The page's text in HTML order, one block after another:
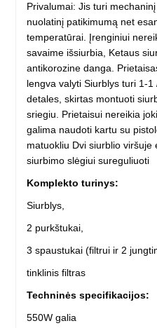
Privalumai: Jis turi
nuolatinį patikimumą net
temperatūrai. Įrenginiui
savaime išsiurbia, Ketaus
antikorozine danga.
lengva valyti Siurblys turi 1-
detales, skirtas montuoti
sriegiu. Prietaisui nereikia
galima naudoti kartu su
matuokliu Dvi siurblio
siurbimo slėgiui sureguliuoti
Komplekto turinys:
Siurblys,
2 purkštukai,
3 spaustukai (filtrui ir 2
tinklinis filtras
Techninės specifikacijos:
550W galia